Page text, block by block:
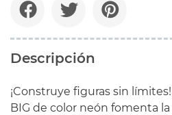
Descripción
¡Construye figuras sin
BIG de color neón fomenta